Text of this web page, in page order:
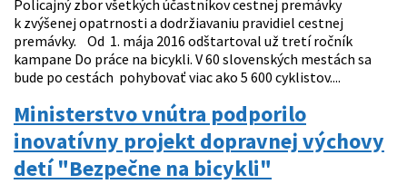
Policajný zbor všetkých účastníkov cestnej premávky
k zvýšenej opatrnosti a dodržiavaniu pravidiel cestnej
premávky. Od 1. mája 2016 odštartoval už tretí ročník
kampane Do práce na bicykli. V 60 slovenských mestách sa
bude po cestách pohybovať viac ako 5 600 cyklistov....
Ministerstvo vnútra podporilo
inovatívny projekt dopravnej výchovy
detí "Bezpečne na bicykli"